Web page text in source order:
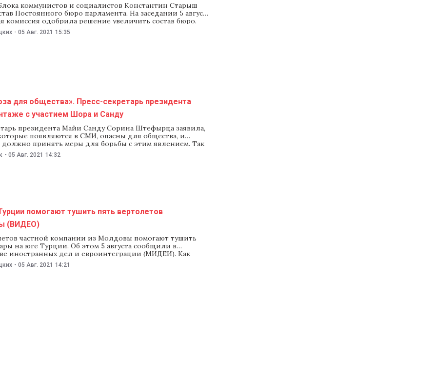
коммунистов и социалистов Константин Старыш
Постоянного бюро парламента. На заседании 5 августа
комиссия одобрила решение увеличить состав бюро.
парламента Игорь Гросу признал, что была допущена
мест. Как уточнили в пресс-службе
- 05 Авг. 2021 15:35
для общества». Пресс-секретарь президента
с участием Шора и Санду
президента Майи Санду Сорина Штефырца заявила,
появляются в СМИ, опасны для общества, и
должно принять меры для борьбы с этим явлением. Так
на вопросы NM, прокомментировала 5 августа
телеканалом Jurnal TV видеоролик якобы с участием
- 05 Авг. 2021 14:32
помогают тушить пять вертолетов
(ВИДЕО)
частной компании из Молдовы помогают тушить
на юге Турции. Об этом 5 августа сообщили в
иностранных дел и евроинтеграции (МИДЕИ). Как
члены экипажа вертолетов — граждане
Все 26 человек находятся в безопасности и
- 05 Авг. 2021 14:21